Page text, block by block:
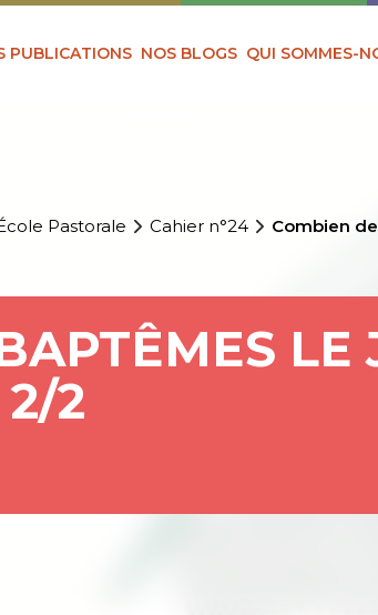
PUBLICATIONS NOS BLOGS QUI SOMMES-
Pastorale Cahier n°24 Combien
LE
2/2